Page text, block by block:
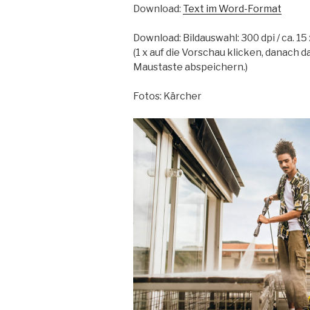
Download: Text im Word-Format
Download: Bildauswahl: 300 dpi / ca. 15
(1 x auf die Vorschau klicken, danach
Maustaste abspeichern.)
Fotos: Kärcher